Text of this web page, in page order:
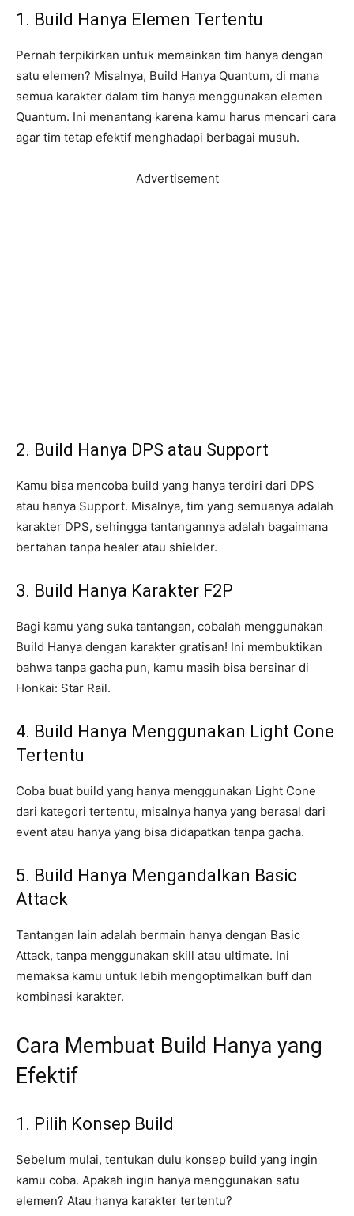
1. Build Hanya Elemen Tertentu
Pernah terpikirkan untuk memainkan tim hanya dengan
satu elemen? Misalnya, Build Hanya Quantum, di mana
semua karakter dalam tim hanya menggunakan elemen
Quantum. Ini menantang karena kamu harus mencari cara
agar tim tetap efektif menghadapi berbagai musuh.
Advertisement
2. Build Hanya DPS atau Support
Kamu bisa mencoba build yang hanya terdiri dari DPS
atau hanya Support. Misalnya, tim yang semuanya adalah
karakter DPS, sehingga tantangannya adalah bagaimana
bertahan tanpa healer atau shielder.
3. Build Hanya Karakter F2P
Bagi kamu yang suka tantangan, cobalah menggunakan
Build Hanya dengan karakter gratisan! Ini membuktikan
bahwa tanpa gacha pun, kamu masih bisa bersinar di
Honkai: Star Rail.
4. Build Hanya Menggunakan Light Cone
Tertentu
Coba buat build yang hanya menggunakan Light Cone
dari kategori tertentu, misalnya hanya yang berasal dari
event atau hanya yang bisa didapatkan tanpa gacha.
5. Build Hanya Mengandalkan Basic
Attack
Tantangan lain adalah bermain hanya dengan Basic
Attack, tanpa menggunakan skill atau ultimate. Ini
memaksa kamu untuk lebih mengoptimalkan buff dan
kombinasi karakter.
Cara Membuat Build Hanya yang
Efektif
1. Pilih Konsep Build
Sebelum mulai, tentukan dulu konsep build yang ingin
kamu coba. Apakah ingin hanya menggunakan satu
elemen? Atau hanya karakter tertentu?